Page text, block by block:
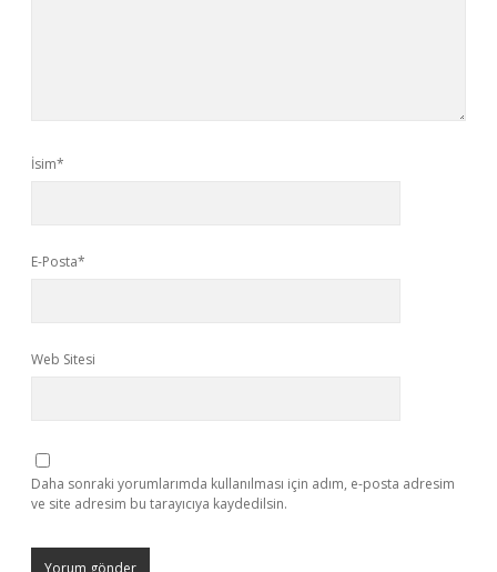
İsim*
E-Posta*
Web Sitesi
Daha sonraki yorumlarımda kullanılması için adım, e-posta adresim
ve site adresim bu tarayıcıya kaydedilsin.